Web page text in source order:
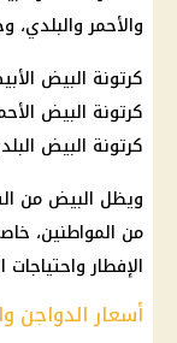
والأحمر والبلدي،
كرتونة البيض الأبيض
كرتونة البيض الأحمر
كرتونة البيض
ويظل البيض من
من المواطنين،
الإفطار
أسعار الدواجن